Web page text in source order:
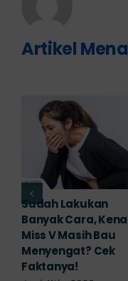
Artikel
Tak Sekedar
Keputihan! Ini Dia
Tanda-Tanda
di Alat Kelamin
Wanita